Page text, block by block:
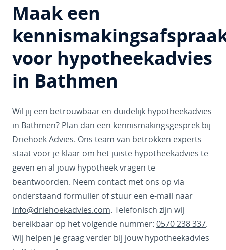
Maak een
voor hypotheekadvies
in Bathmen
Wil jij een betrouwbaar en duidelijk hypotheekadvies
in Bathmen? Plan dan een kennismakingsgesprek bij
Driehoek Advies. Ons team van betrokken experts
staat voor je klaar om het juiste hypotheekadvies te
geven en al jouw hypotheek vragen te
beantwoorden. Neem contact met ons op via
onderstaand formulier of stuur een e-mail naar
info@driehoekadvies.com. Telefonisch zijn wij
bereikbaar op het volgende nummer: 0570 238 337.
Wij helpen je graag verder bij jouw hypotheekadvies